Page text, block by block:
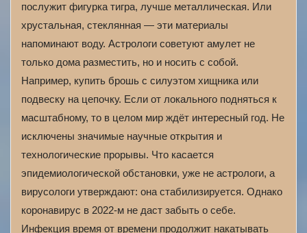
послужит фигурка тигра, лучше металлическая. Или
хрустальная, стеклянная — эти материалы
напоминают воду. Астрологи советуют амулет не
только дома разместить, но и носить с собой.
Например, купить брошь с силуэтом хищника или
подвеску на цепочку. Если от локального подняться к
масштабному, то в целом мир ждёт интересный год. Не
исключены значимые научные открытия и
технологические прорывы. Что касается
эпидемиологической обстановки, уже не астрологи, а
вирусологи утверждают: она стабилизируется. Однако
коронавирус в 2022-м не даст забыть о себе.
Инфекция время от времени продолжит накатывать